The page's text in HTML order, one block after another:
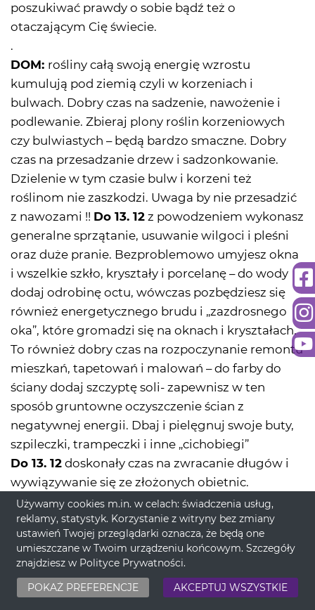
poszukiwać prawdy o sobie bądź też o
otaczającym Cię świecie.
.
DOM: rośliny całą swoją energię wzrostu
kumulują pod ziemią czyli w korzeniach i
bulwach. Dobry czas na sadzenie, nawożenie i
podlewanie. Zbieraj plony roślin korzeniowych
czy bulwiastych – będą bardzo smaczne. Dobry
czas na przesadzanie drzew i sadzonkowanie.
Dzielenie w tym czasie bulw i korzeni też
roślinom nie zaszkodzi. Uwaga by nie przesadzić
z nawozami !! Do 13. 12 z powodzeniem wykonasz
generalne sprzątanie, usuwanie wilgoci i pleśni
oraz duże pranie. Bezproblemowo umyjesz okna
i wszelkie szkło, kryształy i porcelanę – do wody
dodaj odrobinę octu, wówczas pozbędziesz się
również energetycznego brudu i „zazdrosnego
oka”, które gromadzi się na oknach i kryształach.
To również dobry czas na rozpoczynanie remontu
mieszkań, tapetowań i malowań – do farby do
ściany dodaj szczyptę soli- zapewnisz w ten
sposób gruntowne oczyszczenie ścian z
negatywnej energii. Dbaj i pielęgnuj swoje buty,
szpileczki, trampeczki i inne „cichobiegi”
Do 13. 12 doskonały czas na zwracanie długów i
wywiązywanie się ze złożonych obietnic.
MODA/ URODA:Mimowolnie podkreślać dziś
możemy atrybuty płci. Powadzeniem cieszy się
wykwintna bielizna oraz ubiory z szalami czy
kapturami pod którymi można się ukryć. Czarna
skóra i zamsz… W makijażu nieco mocniej
zaakcentuj oko- tylko ostrożnie by nie wyglądać
Używamy cookies m.in. w celach: świadczenia usług,
reklamy, statystyk. Korzystanie z witryny bez zmiany
ustawień Twojej przeglądarki oznacza, że będą one
umieszczane w Twoim urządzeniu końcowym. Szczegóły
znajdziesz w Polityce Prywatności.
POKAŻ PREFERENCJE
AKCEPTUJ WSZYSTKIE